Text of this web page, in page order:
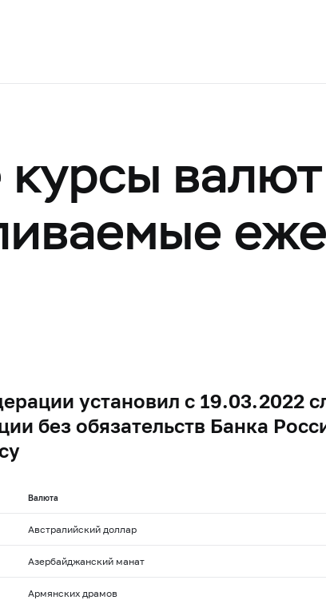
установил с 19.03.2022
без обязательств Банка
Валюта
Австралийский доллар
Азербайджанский манат
Армянских драмов